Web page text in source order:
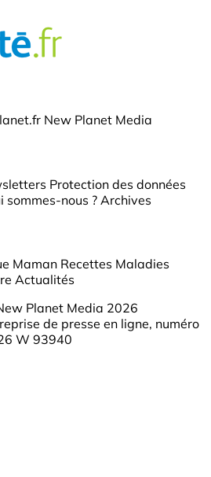
New Planet Media
Protection des données
sommes-nous ? Archives
Maman Recettes Maladies
Actualités
Planet Media 2026
de presse en ligne, numéro
W 93940